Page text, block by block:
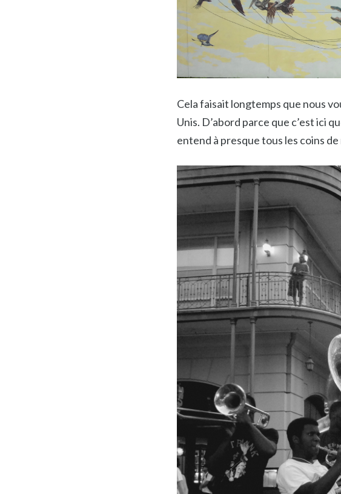
Cela faisait longtemps que nous
Unis. D’abord parce que c’est ici
entend à presque tous les coins de